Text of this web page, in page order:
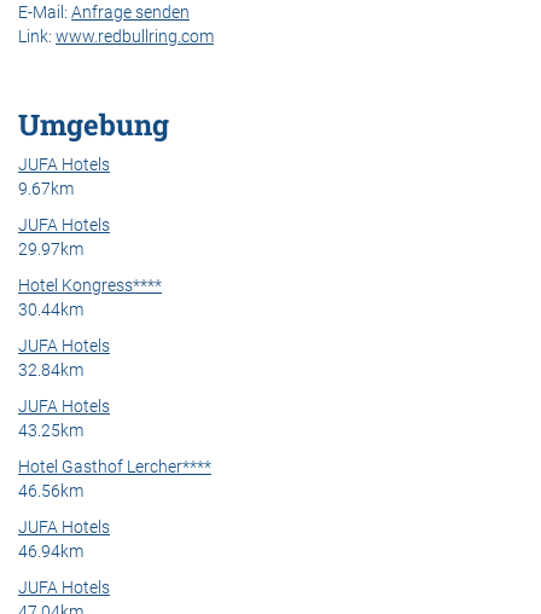
E-Mail: Anfrage senden
Link: www.redbullring.com
Umgebung
JUFA Hotels
9.67km
JUFA Hotels
29.97km
Hotel Kongress****
30.44km
JUFA Hotels
32.84km
JUFA Hotels
43.25km
Hotel Gasthof Lercher****
46.56km
JUFA Hotels
46.94km
JUFA Hotels